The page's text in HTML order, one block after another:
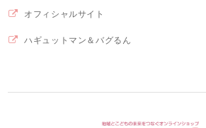
オフィシャルサイト
ハギュットマン＆バグるん